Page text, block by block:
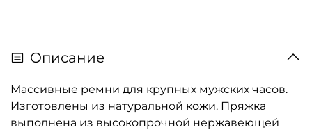
Описание
Массивные ремни для крупных мужских часов.
Изготовлены из натуральной кожи. Пряжка
выполнена из высокопрочной нержавеющей